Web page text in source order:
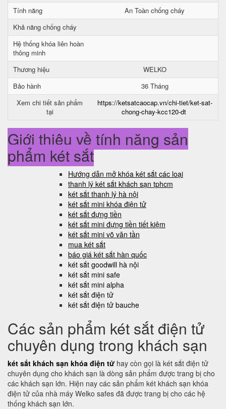
Tính năng
An Toàn chống cháy
Khả năng chống cháy
Hệ thống khóa liên hoàn
thông minh
Thương hiệu
WELKO
Bảo hành
36 Tháng
Xem chi tiết sản phẩm
tại
https://ketsatcaocap.vn/chi-tiet/ket-sat-
chong-chay-kcc120-dt
Giới thiệu về tính năng sản
phẩm két sắt
Hướng dẫn mở khóa két sắt các loại
thanh lý két sắt khách sạn tphcm
két sắt thanh lý hà nội
két sắt mini khóa điện tử
két sắt đựng tiền
két sắt mini đựng tiền tiết kiệm
két sắt mini võ văn tần
mua két sắt
báo giá két sắt hàn quốc
két sắt goodwill hà nội
két sắt mini safe
két sắt mini alpha
két sắt điện tử
két sắt điện tử bauche
Các sản phẩm két sắt điện tử
chuyên dụng trong khách sạn
két sắt khách sạn khóa điện tử hay còn gọi là két sắt điện tử
chuyên dụng cho khách sạn là dòng sản phẩm được trang bị cho
các khách sạn lớn. Hiện nay các sản phẩm két khách sạn khóa
điện tử của nhà máy Welko safes đã được trang bị cho các hệ
thống khách sạn lớn.